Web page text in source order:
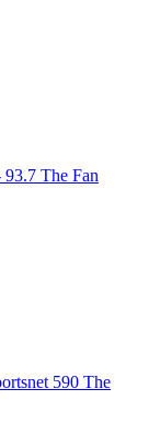
The Fan
590 The